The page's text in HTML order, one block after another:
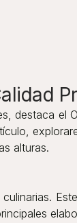
destaca el
alturas.